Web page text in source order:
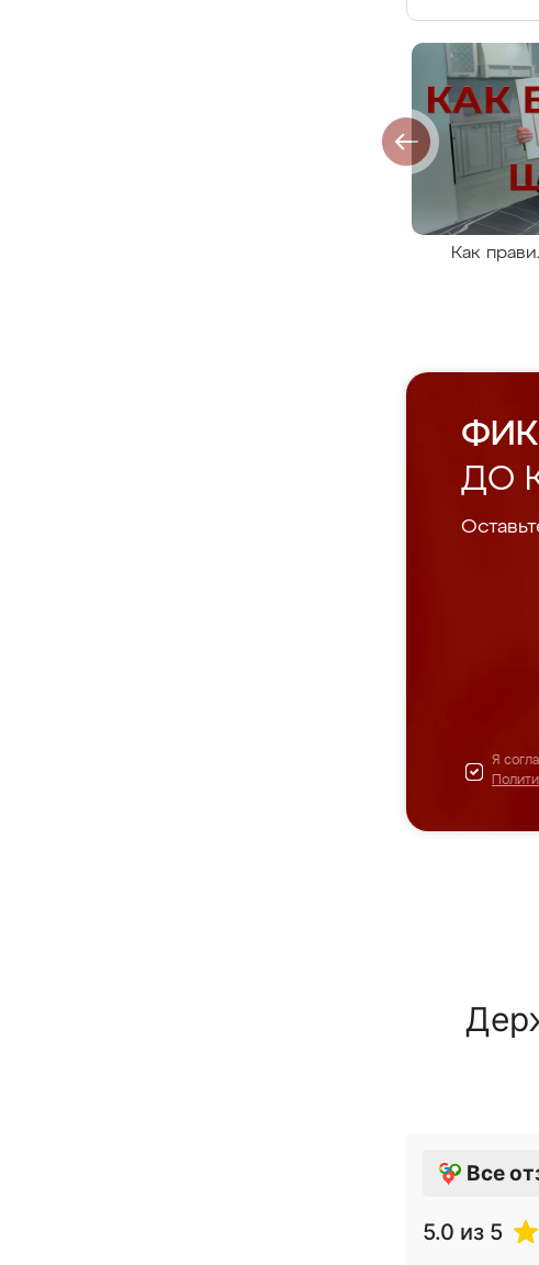
Как
ДО
Я
Все
5.0 из 5